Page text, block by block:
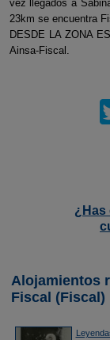
vez llegados a
23km se encuentra
DESDE LA ZONA
Ainsa-Fiscal.
¿Has
Alojamientos
Fiscal (Fiscal)